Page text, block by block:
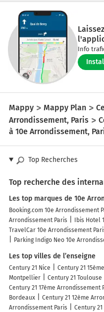
Info
Mappy Mappy Plan
Arrondissement, Paris
à 10e Arrondissement,
Top Recherches
Top recherche des
Les top marques de 10e
Booking.com 10e Arrondissement
Arrondissement Paris
Ibis Hotel
TravelCar 10e Arrondissement
Parking Indigo Neo 10e
Les top villes de l’enseigne
Century 21 Nice Century 21
Montpellier
Century 21 Toulouse
Century 21 17ème Arrondissement
Bordeaux
Century 21 12ème
Arrondissement Paris
Century